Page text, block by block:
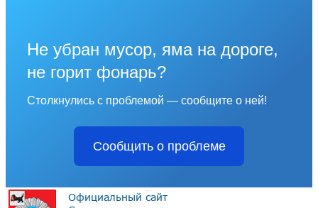
Не убран мусор, яма на дороге,
не горит фонарь?
Столкнулись с проблемой — сообщите о ней!
Сообщить о проблеме